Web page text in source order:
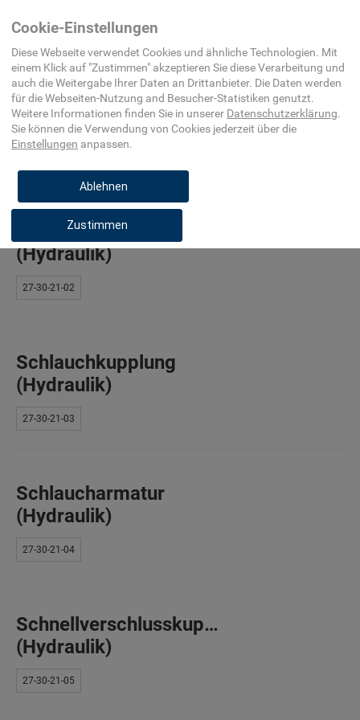
Prozessleittechnik
Flansch (Hydraulik)
Rohrverschraubung
(Hydraulik)
27-30-21-02
Schlauchkupplung
(Hydraulik)
27-30-21-03
Schlaucharmatur
(Hydraulik)
27-30-21-04
Schnellverschlusskupplung
(Hydraulik)
27-30-21-05
Cookie-Einstellungen
Diese Webseite verwendet Cookies und ähnliche Technologien. Mit
einem Klick auf "Zustimmen" akzeptieren Sie diese Verarbeitung und
auch die Weitergabe Ihrer Daten an Drittanbieter. Die Daten werden
für dieWebseiten-Nutzung and Besucher-Statistiken genutzt.
Weitere Informationen finden Sie in unserer Datenschutzerklärung.
Sie können die Verwendung von Cookies jederzeit über die
Einstellungen anpassen.
Ablehnen
Zustimmen